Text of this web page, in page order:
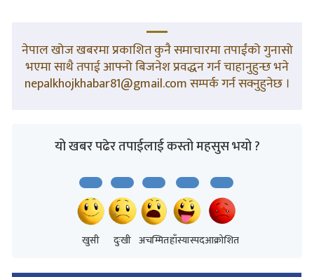
नेपाल खोज खबरमा प्रकाशित कुनै समाचारमा तपाईंको गुनासो
भएमा साथै तपाई आफ्नो बिजनेश प्रवद्धन गर्न चाहानुहुन्छ भने
nepalkhojkhabar81@gmail.com सम्पर्क गर्न सक्नुहुनेछ ।
यो खबर पढेर तपाईलाई कस्तो महसुस भयो ?
खुसी दुःखी अचम्मितहाँस्यास्पदआक्रोशित